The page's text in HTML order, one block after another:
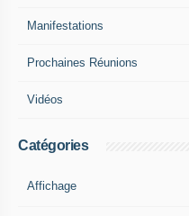
Manifestations
Prochaines Réunions
Vidéos
Catégories
Affichage